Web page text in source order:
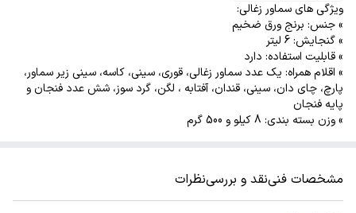
ویژگی های سماور زغالی:
» جنس: برنج ورق ضخیم
» گنجایش: 6 لیتر
» قابلیت استفاده: دارد
» اقلام همراه: یک عدد سماور زغالی، قوری، سینی، کاسه، سینی زیر سماور،
پارچ، چای دان، سینی، قندان، آفتابه ، لگن، گرد سوز، شش عدد فنجان و
پایه فنجان
» وزن بسته بندی: 8 کیلو و 500 گرم
مشخصات فنینقد و بررسینظرات